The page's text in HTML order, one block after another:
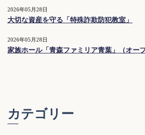
2026年05月28日
大切な資産を守る「特殊詐欺防犯教室」
2026年05月28日
家族ホール「青森ファミリア青葉」（オー
カテゴリー